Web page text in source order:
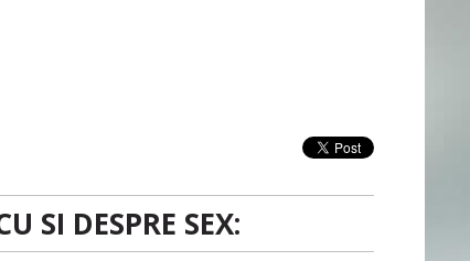
SI DESPRE SEX: